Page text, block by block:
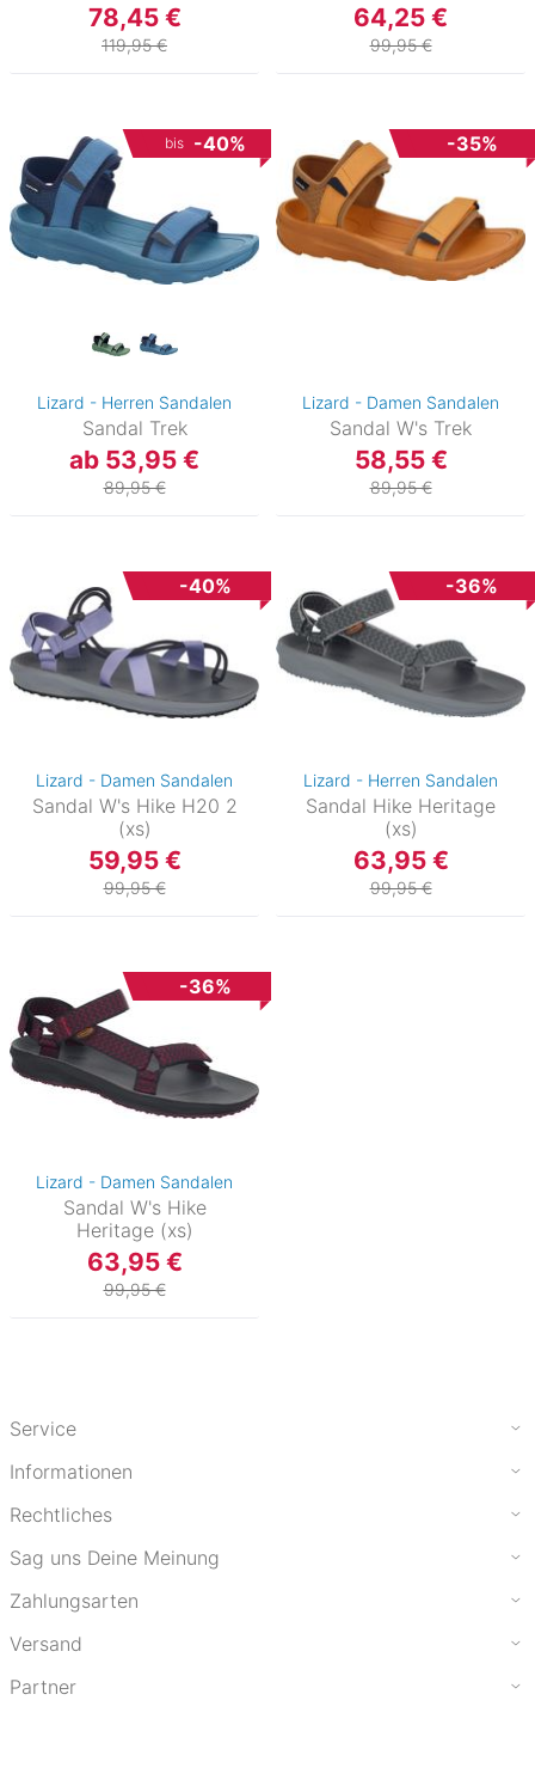
78,45 €
119,95 €
64,25 €
99,95 €
bis -40%
Lizard - Herren Sandalen
Sandal Trek
ab 53,95 €
89,95 €
-35%
Lizard - Damen Sandalen
Sandal W's Trek
58,55 €
89,95 €
-40%
Lizard - Damen Sandalen
Sandal W's Hike H20 2
(xs)
59,95 €
99,95 €
-36%
Lizard - Herren Sandalen
Sandal Hike Heritage
(xs)
63,95 €
99,95 €
-36%
Lizard - Damen Sandalen
Sandal W's Hike
Heritage (xs)
63,95 €
99,95 €
Service
Informationen
Rechtliches
Sag uns Deine Meinung
Zahlungsarten
Versand
Partner